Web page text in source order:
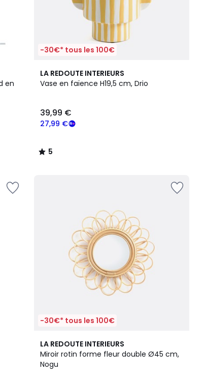
en
-30€* tous les 100€
LA REDOUTE INTERIEURS
Vase en faïence H19,5 cm, Drio
27,99 €
39,99 €
5
/
5
/
-30€* tous les 100€
LA REDOUTE INTERIEURS
Miroir rotin forme fleur double Ø45 cm,
Nogu
4,2
/ 5